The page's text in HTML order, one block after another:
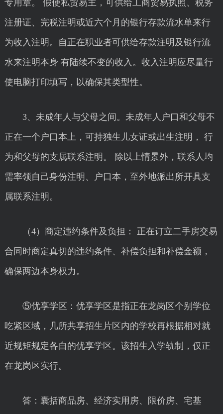
专用章。 假使私贸易主，可供给工商贸易执照、税务
注册证、完税注明或近六个月的银行存款流水单来行
为收入注明。自正在职业者可供给存款注明及银行流
水来注明本身 有陆续不变的收入。收入注明应尽量行
使电脑打印填写，以确保其类型性。
3、未成年人与父母之间。未成年人户口和父母不
正在一个户口本上，可持独生儿女证或出生注明， 行
为和父母的支属联系注明。 除以上情景外，联系人均
需率领自己身份注明、户口本，至外地派出所开具支
属联系注明。
（4）商定违约条件及负担： 正在订立二手房交易
合同时商定真切的违约条件、补偿负担和补偿金额，
确保两边本身权力。
⑤优享学区：优享学区是指正在龙岗区个别学位
吃紧区域，几所共享招生片区内的学校再根据相对就
近规矩规定各自的优享学区。该招生入学轨制，仅正
在龙岗区实行。
答：囊括商品房、经济实用房、限价房、宅基